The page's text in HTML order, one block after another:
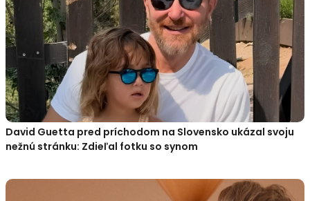
David Guetta pred príchodom na Slovensko ukázal svoju
nežnú stránku: Zdieľal fotku so synom